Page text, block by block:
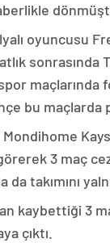
oyuncusu
maçlarında
bu maçlarda
3 maç
takımını
kaybettiği 3
çıktı.